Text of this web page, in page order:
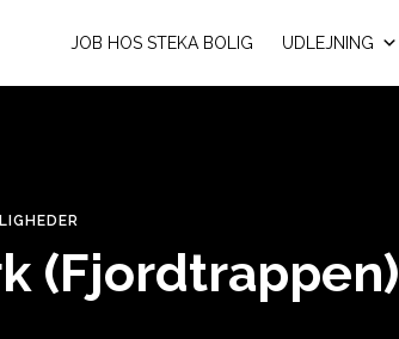
JOB HOS STEKA BOLIG UDLEJNING
(Fjordtrappen)